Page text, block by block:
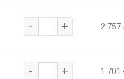
- + 2 757
- + 1 701